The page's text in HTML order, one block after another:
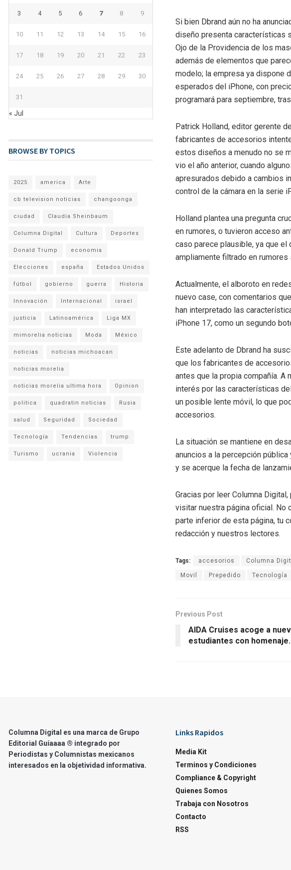
Si bien Dbrand aún no ha
diseño presenta características
Ojo de la Providencia de los
además de elementos que
modelo; la empresa ya dispone
esperados del iPhone, con
programará para septiembre,
Patrick Holland, editor gerente
fabricantes de accesorios
estos diseños a menudo no se
vio el año anterior, cuando
apresurados debido a cambios
control de la cámara en la serie
Holland plantea una pregunta
en rumores, o tuvieron acceso
caso parece plausible, ya que el
ampliamente filtrado en
Actualmente, el alboroto en
nuevo case, con comentarios
han interpretado las
iPhone 17, como un segundo
Este adelanto de Dbrand ha
que los fabricantes de
antes que la propia compañía.
interés por las características
un posible lente móvil, lo que
accesorios.
La situación se mantiene en
anuncios a la percepción
y se acerque la fecha de
Gracias por leer Columna
visitar nuestra página oficial.
parte inferior de esta página, tu
redacción y nuestros lectores.
Tags: accesorios Columna
Movil Prepedido Tecnología
Previous Post
AIDA Cruises acoge a
estudiantes con homenaje.
3 4 5 6 7 8 9
10 11 12 13 14 15 16
17 18 19 20 21 22 23
24 25 26 27 28 29 30
31
« Jul
BROWSE BY TOPICS
2025 america Arte
cb television noticias changoonga
ciudad Claudia Sheinbaum
Columna Digital Cultura Deportes
Donald Trump economia
Elecciones españa Estados Unidos
fútbol gobierno guerra Historia
Innovación Internacional israel
justicia Latinoamérica Liga MX
mimorelia noticias Moda México
noticias noticias michoacan
noticias morelia
noticias morelia ultima hora Opinion
politica quadratin noticias Rusia
salud Seguridad Sociedad
Tecnología Tendencias trump
Turismo ucrania Violencia
Columna Digital es una marca de Grupo
Editorial Guíaaaa ® integrado por
Periodistas y Columnistas mexicanos
interesados en la objetividad informativa.
Links Rapidos
Media Kit
Terminos y Condiciones
Compliance & Copyright
Quienes Somos
Trabaja con Nosotros
Contacto
RSS